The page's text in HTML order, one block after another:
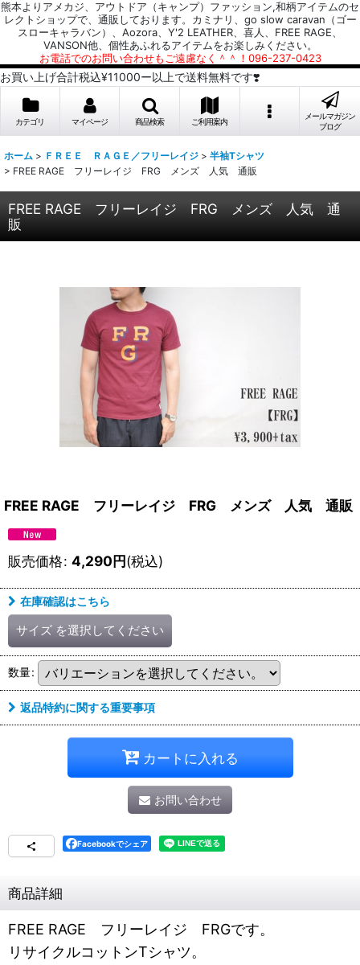
熊本よりアメカジ、アウトドア（キャンプ）ファッション,和柄アイテムのセ
レクトショップで、通販しております。カミナリ、go slow caravan（ゴー
スローキャラバン）、Aozora、Y'2 LEATHER、喜人、FREE RAGE、
VANSON他、個性あふれるアイテムをお楽しみください。
お電話でのお問い合わせもご遠慮なく＾＾！096-237-0423
お買い上げ合計税込¥11000ー以上で送料無料です❣️
カテゴリ マイページ 商品検索 ご利用案内
メールマガジン
ブログ
ホーム > ＦＲＥＥ ＲＡＧＥ／フリーレイジ > 半袖Tシャツ
> FREE RAGE フリーレイジ FRG メンズ 人気 通販
FREE RAGE フリーレイジ FRG メンズ 人気 通
販
FREE RAGE フリーレイジ FRG メンズ 人気 通販
販売価格: 4,290円(税込)
在庫確認はこちら
サイズ を選択してください
数量:
返品特約に関する重要事項
カートに入れる
お問い合わせ
Facebookでシェア
商品詳細
FREE RAGE フリーレイジ FRGです。
リサイクルコットンTシャツ。